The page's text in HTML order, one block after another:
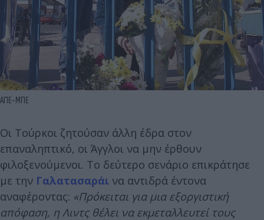
AΠΕ-ΜΠΕ
Οι Τούρκοι ζητούσαν άλλη έδρα στον
επαναληπτικό, οι Άγγλοι να μην έρθουν
φιλοξενούμενοι. Το δεύτερο σενάριο επικράτησε
με την Γαλατασαράι να αντιδρά έντονα
αναφέροντας: «Πρόκειται για μια εξοργιστική
απόφαση, η Λιντς θέλει να εκμεταλλευτεί τους